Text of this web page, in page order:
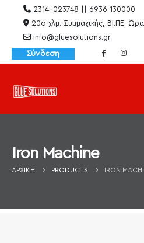
2314-023748 || 6936 130000
20ο χλμ. Συμμαχικής, ΒΙ.ΠΕ.
info@gluesolutions.gr
Σύνδεση
Iron Machine
ΑΡΧΙΚΉ PRODUCTS IRON